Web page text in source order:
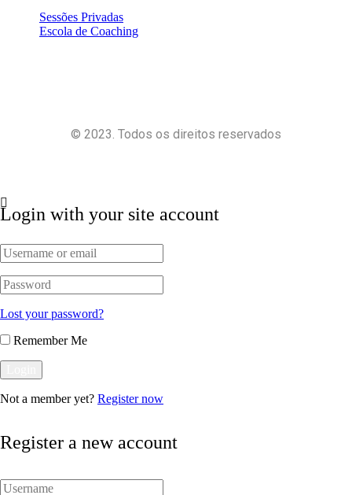
Sessões Privadas
Escola de Coaching
© 2023. Todos os direitos reservados
Login with your site account
Lost your password?
Remember Me
Not a member yet? Register now
Register a new account